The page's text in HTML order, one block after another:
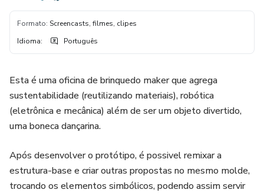
Formato: Screencasts, filmes, clipes
Idioma: Português
Esta é uma oficina de brinquedo maker que agrega
sustentabilidade (reutilizando materiais), robótica
(eletrônica e mecânica) além de ser um objeto divertido,
uma boneca dançarina.
Após desenvolver o protótipo, é possivel remixar a
estrutura-base e criar outras propostas no mesmo molde,
trocando os elementos simbólicos, podendo assim servir